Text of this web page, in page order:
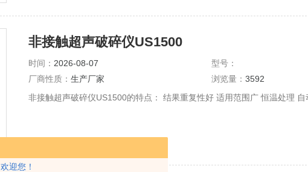
欢迎您！
非接触超声破碎仪US1500
时间： 2026-08-07
型号：
厂商性质： 生产厂家 浏览量： 3592
非接触超声破碎仪US1500的特点： 结果重复性好 适用范围广 恒温处理